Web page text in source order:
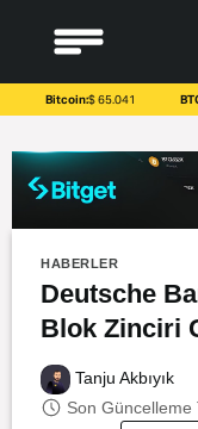
content
Bitcoin:$ 65.041
HABERLER
Deutsche
Blok Zinciri
Tanju Akbıyık
Son Güncelleme